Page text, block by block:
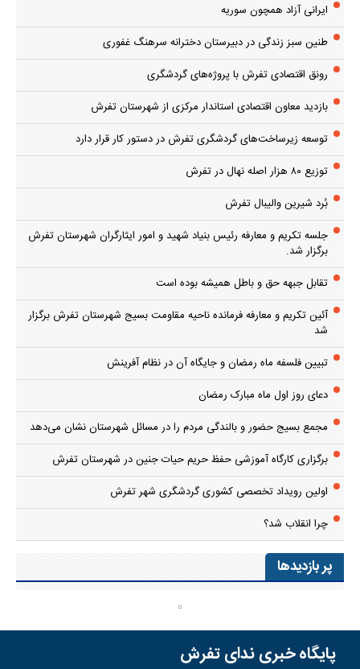
ایرانی آزاد همچون سوریه
طنین سبز زندگی در دبیرستان دخترانه سرهنگ غفوری
رونق اقتصادی تفرش با پروژه‌های گردشگری
بازدید معاون اقتصادی استاندار مرکزی از شهرستان تفرش
توسعه زیرساخت‌های گردشگری تفرش در دستور کار قرار دارد
توزیع ۸۰ هزار اصله نهال در تفرش
بُرد شیرین والیبال تفرش
جلسه تکریم و معارفه رئیس بنیاد شهید و امور ایثارگران شهرستان تفرش
برگزار شد.
تقابل جبهه حق و باطل همیشه بوده است
آئین تکریم و معارفه فرمانده ناحیه مقاومت بسیج شهرستان تفرش برگزار
شد
تبیین فلسفه ماه رمضان و جایگاه آن در نظام آفرینش
دعای روز اول ماه مبارک رمضان
مجمع بسیج حضور و بالندگی مردم را در مسائل شهرستان نشان می‌دهد
برگزاری کارگاه آموزشی حفظ حریم حیات جنین در شهرستان تفرش
اولین رویداد تخصصی کشوری گردشگری شهر تفرش
چرا انقلاب شد؟
پر بازدیدها
پایگاه خبری ندای تفرش